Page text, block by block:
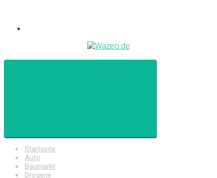
Startseite
Auto
Baumarkt
Drogerie